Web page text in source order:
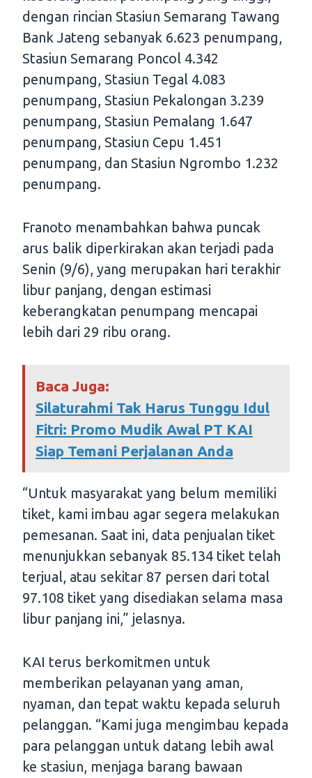
dengan rincian Stasiun Semarang Tawang
Bank Jateng sebanyak 6.623 penumpang,
Stasiun Semarang Poncol 4.342
penumpang, Stasiun Tegal 4.083
penumpang, Stasiun Pekalongan 3.239
penumpang, Stasiun Pemalang 1.647
penumpang, Stasiun Cepu 1.451
penumpang, dan Stasiun Ngrombo 1.232
penumpang.
Franoto menambahkan bahwa puncak
arus balik diperkirakan akan terjadi pada
Senin (9/6), yang merupakan hari terakhir
libur panjang, dengan estimasi
keberangkatan penumpang mencapai
lebih dari 29 ribu orang.
Baca Juga:
Silaturahmi Tak Harus Tunggu Idul
Fitri: Promo Mudik Awal PT KAI
Siap Temani Perjalanan Anda
“Untuk masyarakat yang belum memiliki
tiket, kami imbau agar segera melakukan
pemesanan. Saat ini, data penjualan tiket
menunjukkan sebanyak 85.134 tiket telah
terjual, atau sekitar 87 persen dari total
97.108 tiket yang disediakan selama masa
libur panjang ini,” jelasnya.
KAI terus berkomitmen untuk
memberikan pelayanan yang aman,
nyaman, dan tepat waktu kepada seluruh
pelanggan. “Kami juga mengimbau kepada
para pelanggan untuk datang lebih awal
ke stasiun, menjaga barang bawaan